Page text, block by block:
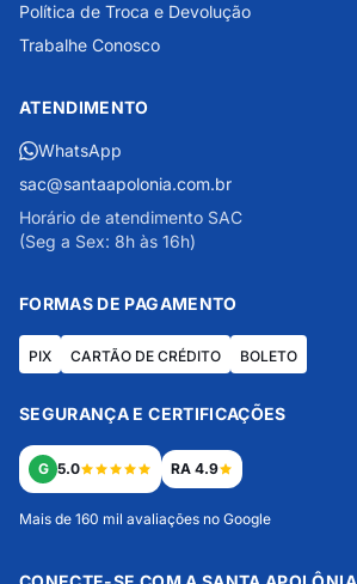
Política de Troca e Devolução
Trabalhe Conosco
ATENDIMENTO
WhatsApp
sac@santaapolonia.com.br
Horário de atendimento SAC
(Seg a Sex: 8h às 16h)
FORMAS DE PAGAMENTO
PIX CARTÃO DE CRÉDITO BOLETO
SEGURANÇA E CERTIFICAÇÕES
G 5.0 RA 4.9
Mais de 160 mil avaliações no Google